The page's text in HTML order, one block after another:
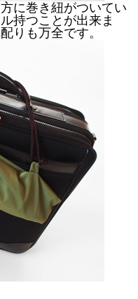
に巻き紐がついてい
持つことが出来ま
りも万全です。